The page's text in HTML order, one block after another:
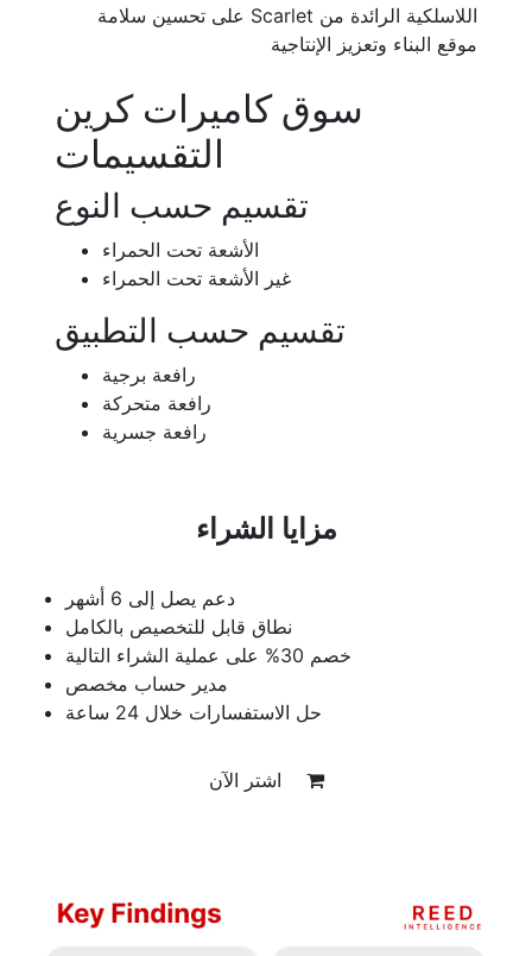
اللاسلكية الرائدة من Scarlet على تحسين سلامة
موقع البناء وتعزيز الإنتاجية
سوق كاميرات كرين
التقسيمات
تقسيم حسب النوع
الأشعة تحت الحمراء
غير الأشعة تحت الحمراء
تقسيم حسب التطبيق
رافعة برجية
رافعة متحركة
رافعة جسرية
مزايا الشراء
دعم يصل إلى 6 أشهر
نطاق قابل للتخصيص بالكامل
خصم 30% على عملية الشراء التالية
مدير حساب مخصص
حل الاستفسارات خلال 24 ساعة